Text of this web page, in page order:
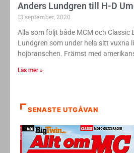
Anders Lundgren till H-D
13 september, 2020
Alla som följt både MCM och Classic
Lundgren som under hela sitt vuxna
hojbranschen. Främst med
Läs mer »
SENASTE UTGÅVAN